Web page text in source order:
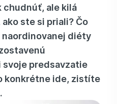
chudnúť, ale kilá
ste si priali? Čo
diéty
predsavzatie
konkrétne ide, zistíte